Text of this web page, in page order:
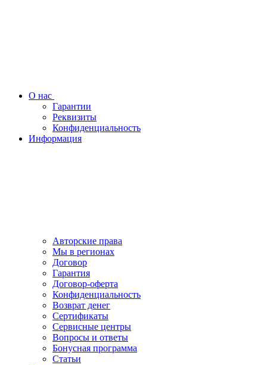
О нас
Гарантии
Реквизиты
Конфиденциальность
Информация
Авторские права
Мы в регионах
Договор
Гарантия
Договор-оферта
Конфиденциальность
Возврат денег
Сертификаты
Сервисные центры
Вопросы и ответы
Бонусная программа
Статьи